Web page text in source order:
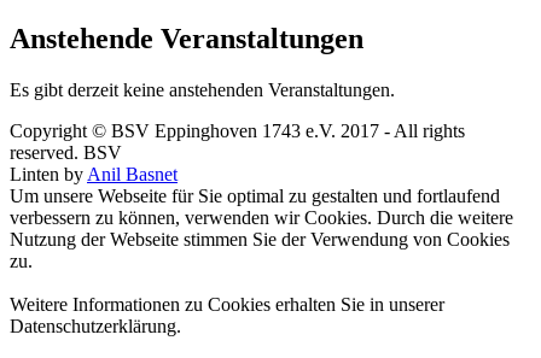
Anstehende Veranstaltungen
Es gibt derzeit keine anstehenden Veranstaltungen.
Copyright © BSV Eppinghoven 1743 e.V. 2017 - All rights
reserved. BSV
Linten by Anil Basnet
Um unsere Webseite für Sie optimal zu gestalten und fortlaufend
verbessern zu können, verwenden wir Cookies. Durch die weitere
Nutzung der Webseite stimmen Sie der Verwendung von Cookies
zu.
Weitere Informationen zu Cookies erhalten Sie in unserer
Datenschutzerklärung.